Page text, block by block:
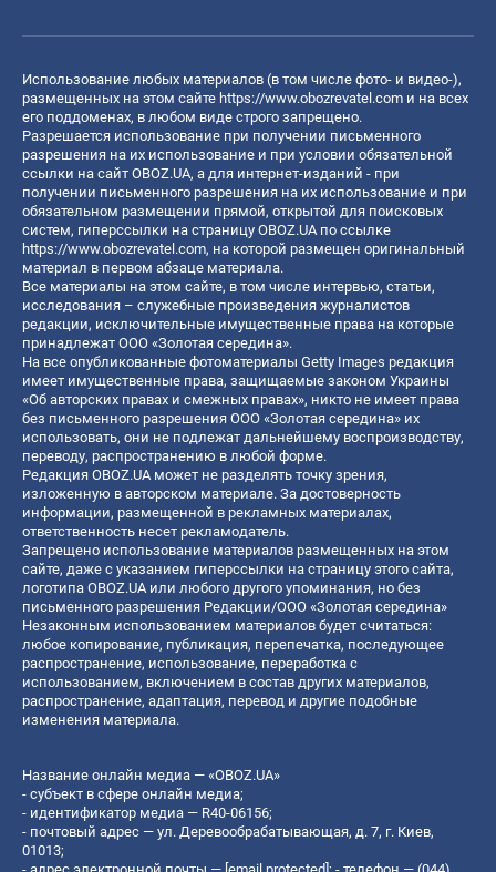
Использование любых материалов (в том числе фото- и видео-),
размещенных на этом сайте https://www.obozrevatel.com и на всех
его поддоменах, в любом виде строго запрещено.
Разрешается использование при получении письменного
разрешения на их использование и при условии обязательной
ссылки на сайт OBOZ.UA, а для интернет-изданий - при
получении письменного разрешения на их использование и при
обязательном размещении прямой, открытой для поисковых
систем, гиперссылки на страницу OBOZ.UA по ссылке
https://www.obozrevatel.com, на которой размещен оригинальный
материал в первом абзаце материала.
Все материалы на этом сайте, в том числе интервью, статьи,
исследования – служебные произведения журналистов
редакции, исключительные имущественные права на которые
принадлежат ООО «Золотая середина».
На все опубликованные фотоматериалы Getty Images редакция
имеет имущественные права, защищаемые законом Украины
«Об авторских правах и смежных правах», никто не имеет права
без письменного разрешения ООО «Золотая середина» их
использовать, они не подлежат дальнейшему воспроизводству,
переводу, распространению в любой форме.
Редакция OBOZ.UA может не разделять точку зрения,
изложенную в авторском материале. За достоверность
информации, размещенной в рекламных материалах,
ответственность несет рекламодатель.
Запрещено использование материалов размещенных на этом
сайте, даже с указанием гиперссылки на страницу этого сайта,
логотипа OBOZ.UA или любого другого упоминания, но без
письменного разрешения Редакции/ООО «Золотая середина»
Незаконным использованием материалов будет считаться:
любое копирование, публикация, перепечатка, последующее
распространение, использование, переработка с
использованием, включением в состав других материалов,
распространение, адаптация, перевод и другие подобные
изменения материала.
Название онлайн медиа — «OBOZ.UA»
- субъект в сфере онлайн медиа;
- идентификатор медиа — R40-06156;
- почтовый адрес — ул. Деревообрабатывающая, д. 7, г. Киев,
01013;